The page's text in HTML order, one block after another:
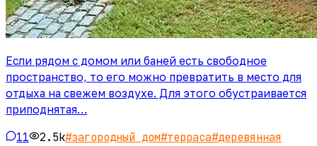
Если рядом с домом или баней есть свободное
пространство, то его можно превратить в место для
отдыха на свежем воздухе. Для этого обустраивается
приподнятая…
11 2.5k#загородный дом#терраса#деревянная